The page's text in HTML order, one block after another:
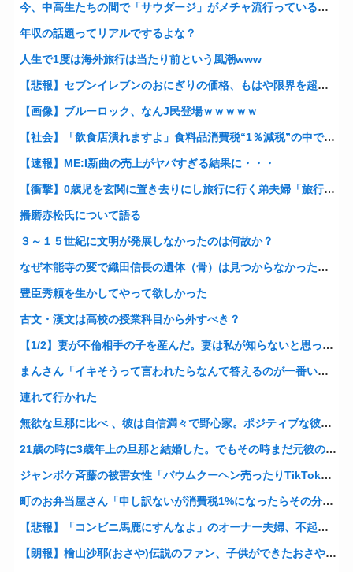
今、中高生たちの間で「サウダージ」がメチャ流行っているらしい
年収の話題ってリアルでするよな？
人生で1度は海外旅行は当たり前という風潮www
【悲報】セブンイレブンのおにぎりの価格、もはや限界を超える
【画像】ブルーロック、なんJ民登場ｗｗｗｗｗ
【社会】「飲食店潰れますよ」食料品消費税“1％減税”の中で上がる懸念 外食は10％で“9％”差に…一方で対象の弁当店でも悲痛な声「値下げできない…」
【速報】ME:I新曲の売上がヤバすぎる結果に・・・
【衝撃】0歳児を玄関に置き去りにし旅行に行く弟夫婦「旅行中、1ヶ月世話しろw」18年後に返せと言われ「お前らの子供、捨てたよ?」「は!?」
播磨赤松氏について語る
３～１５世紀に文明が発展しなかったのは何故か？
なぜ本能寺の変で織田信長の遺体（骨）は見つからなかったのか
豊臣秀頼を生かしてやって欲しかった
古文・漢文は高校の授業科目から外すべき？
【1/2】妻が不倫相手の子を産んだ。妻は私が知らないと思っている。遠方のため会うのは年に数回程度だが、今も不倫相手とは切れていない。そしてまもなく妻は不倫相手に会いに行く…
まんさん「イキそうって言われたらなんて答えるのが一番いい？」
連れて行かれた
無欲な旦那に比べ 、彼は自信満々で野心家。ポジティブな彼に惹かれバイト後や休みの日に会うようになり、男女の関係になるまで時間はいらなかった… だが彼はただのバカだったｗ
21歳の時に3歳年上の旦那と結婚した。でもその時まだ元彼のこと忘れられなくて、元彼の再アタックに負けて浮気しちゃって… でも結局ばれて旦那の辛そうな姿見て初めて後悔した…
ジャンポケ斉藤の被害女性「バウムクーヘン売ったりTikTokライブしててムカついたから示談しなかった」
町のお弁当屋さん「申し訳ないが消費税1%になったらその分商品代を値上げするわ」 「うちも！」
【悲報】「コンビニ馬鹿にすんなよ」のオーナー夫婦、不起訴ｗｗｗｗｗｗｗｗ
【朗報】檜山沙耶(おさや)伝説のファン、子供ができたおさやへの正直な気持ちを語るｗ